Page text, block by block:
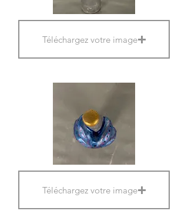
Téléchargez votre image
Téléchargez votre image